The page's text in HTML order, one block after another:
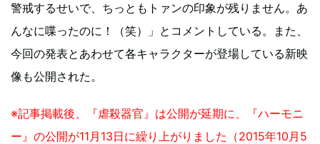
警戒するせいで、ちっともトァンの印象が残りません。あ
んなに喋ったのに！（笑）」とコメントしている。また、
今回の発表とあわせて各キャラクターが登場している新映
像も公開された。
※記事掲載後、『虐殺器官』は公開が延期に、『ハーモニ
ー』の公開が11月13日に繰り上がりました（2015年10月5